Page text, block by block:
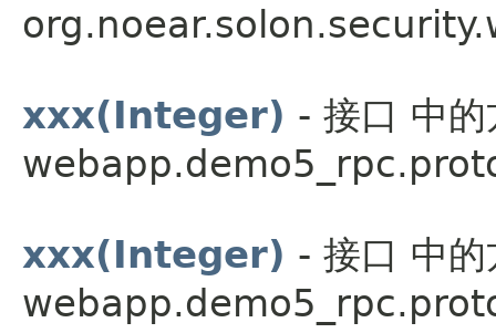
xxx(Integer) - 接口 中的
xxx(Integer) - 接口 中的